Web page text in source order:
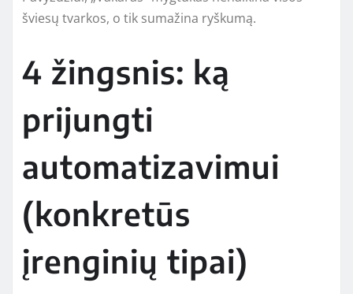
šviesų tvarkos, o tik sumažina ryškumą.
4 žingsnis: ką
prijungti
automatizavimui
(konkretūs
įrenginių tipai)